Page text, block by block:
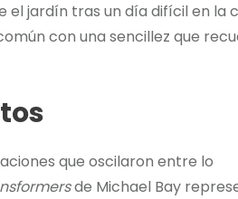
el jardín tras un día difícil en la
con una sencillez que
que oscilaron entre lo
de Michael Bay